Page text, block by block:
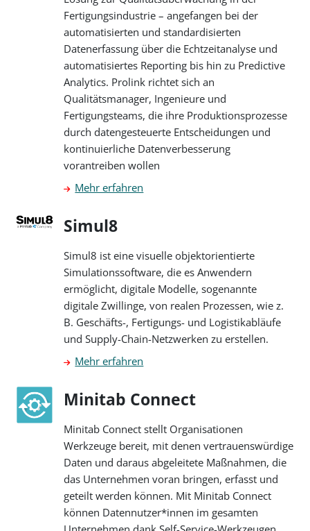
Fertigungsindustrie – angefangen bei der
automatisierten und standardisierten
Datenerfassung über die Echtzeitanalyse und
automatisiertes Reporting bis hin zu Predictive
Analytics. Prolink richtet sich an
Qualitätsmanager, Ingenieure und
Fertigungsteams, die ihre Produktionsprozesse
durch datengesteuerte Entscheidungen und
kontinuierliche Datenverbesserung
vorantreiben wollen
Mehr erfahren
Simul8
Simul8 ist eine visuelle objektorientierte
Simulationssoftware, die es Anwendern
ermöglicht, digitale Modelle, sogenannte
digitale Zwillinge, von realen Prozessen, wie z.
B. Geschäfts-, Fertigungs- und Logistikabläufe
und Supply-Chain-Netzwerken zu erstellen.
Mehr erfahren
Minitab Connect
Minitab Connect stellt Organisationen
Werkzeuge bereit, mit denen vertrauenswürdige
Daten und daraus abgeleitete Maßnahmen, die
das Unternehmen voran bringen, erfasst und
geteilt werden können. Mit Minitab Connect
können Datennutzer*innen im gesamten